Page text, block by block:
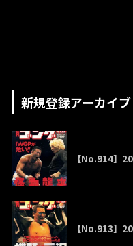
新規登録アーカイブ
【No.914】
【No.913】